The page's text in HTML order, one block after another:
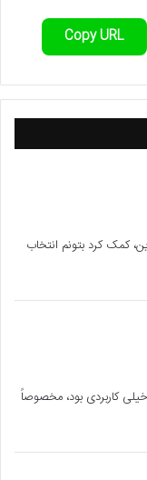
Copy URL
کمک کرد بتونم انتخاب
کاربردی بود، مخصوصاً